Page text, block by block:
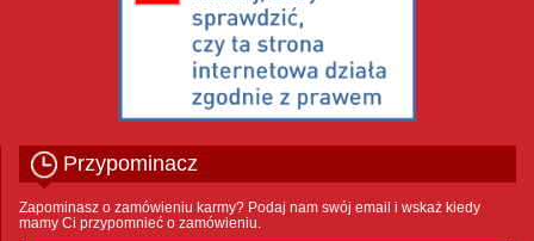
Przypominacz
Zapominasz o zamówieniu karmy? Podaj nam swój email i wskaż kiedy
mamy Ci przypomnieć o zamówieniu.